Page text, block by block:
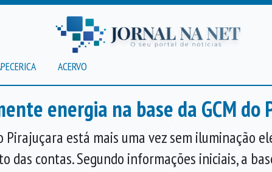
ACERVO
energia na base da GCM do
Anterior
Pirajuçara está mais uma vez sem iluminação
das contas. Segundo informações iniciais, a